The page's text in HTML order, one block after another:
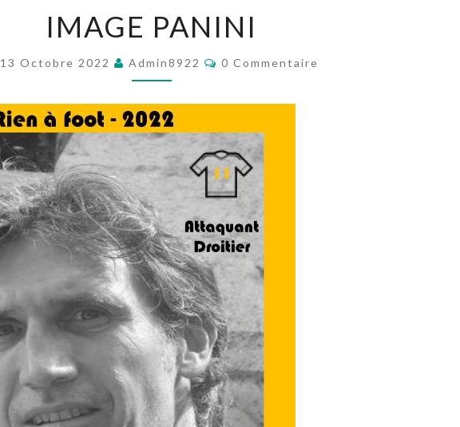
PANINI
IMAGE PANINI
13 Octobre 2022 Admin8922 Commentaires
0 Commentaire